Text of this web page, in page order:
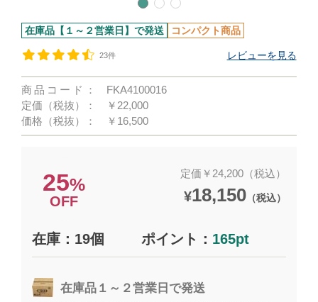
在庫品【１～２営業日】で発送 コンパクト商品
23件 レビューを見る
商品コード：
FKA4100016
定価（税抜）：
￥22,000
価格（税抜）：
￥16,500
25%
OFF
定価￥24,200（税込）
¥18,150（税込）
在庫：19個 ポイント： 165pt
在庫品１～２営業日で発送